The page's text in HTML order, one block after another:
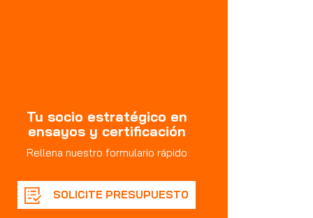
Tu socio estratégico en
ensayos y certificación
Rellena nuestro formulario rápido
SOLICITE PRESUPUESTO